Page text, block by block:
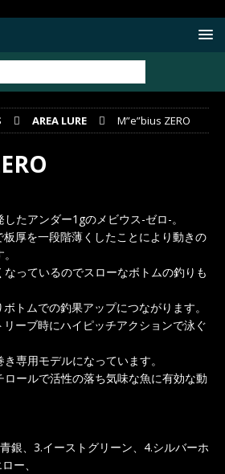
AREA LURE M”e”bius ZERO
たアンダー1gのメビウス-ゼロ-。
厚を一段階薄くしたことにより動きの
っているのでスローなボトムの釣りも
トムでの釣果アップにつながります。
ーブ時にハイピッチアクションで泳ぐ
専用モデルになっています。
ールで活性の落ち気味な魚に有効な動
銀、3.イーストグリーン、4.シルバーホ
ー、